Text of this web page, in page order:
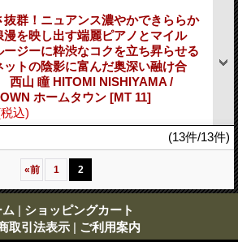
抜群！ニュアンス濃やかできららか
漫を映し出す端麗ピアノとマイル
ージーに粋渋なコクを立ち昇らせる
ットの陰影に富んだ奥深い融け合
山 瞳 HITOMI NISHIYAMA /
ホームタウン [MT 11]
込)
(13件/13件)
«前 1 2
| ショッピングカート
取引法表示 | ご利用案内